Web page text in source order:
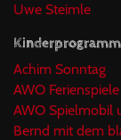
Uwe Steimle
Kinderprogramm
Achim Sonntag
AWO Ferienspiele
AWO Spielmobil
Bernd mit dem